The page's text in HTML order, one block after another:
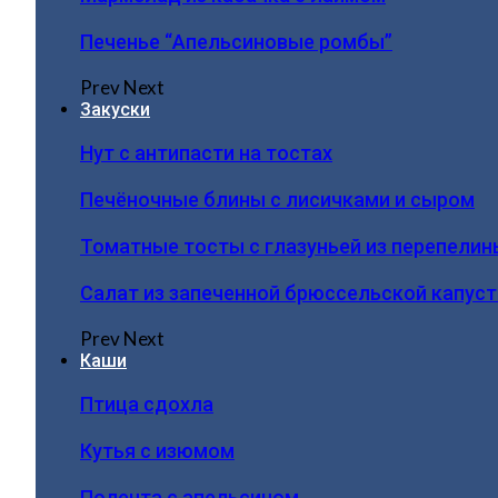
Печенье “Апельсиновые ромбы”
PrevNext
Закуски
Нут с антипасти на тостах
Печёночные блины с лисичками и сыром
Томатные тосты с глазуньей из
Салат из запеченной брюссельской
PrevNext
Каши
Птица сдохла
Кутья с изюмом